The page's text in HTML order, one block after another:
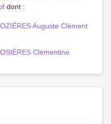
dont :
Auguste Clément
Clémentine